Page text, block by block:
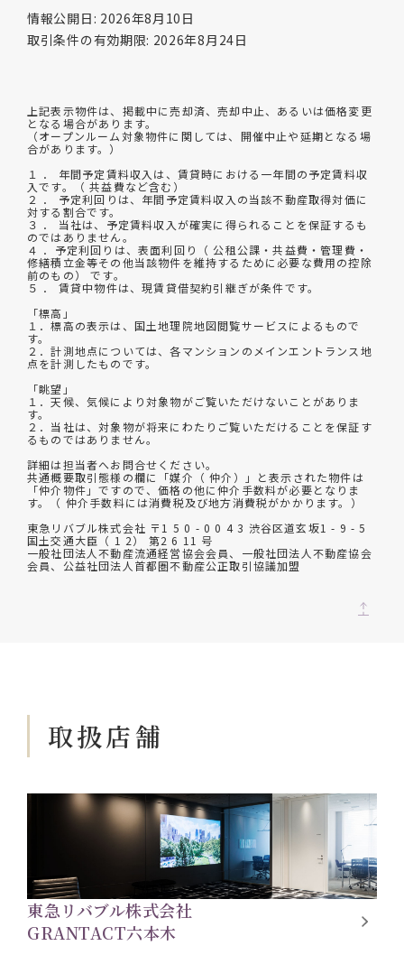
情報公開日: 2026年8月10日
取引条件の有効期限: 2026年8月24日
上記表示物件は、掲載中に売却済、売却中止、あるいは価格変更
となる場合があります。
（オープンルーム対象物件に関しては、開催中止や延期となる場
合があります。）
１ ． 年間予定賃料収入は、賃貸時における一年間の予定賃料収
入です。（ 共益費など含む）
２ ． 予定利回りは、年間予定賃料収入の当該不動産取得対価に
対する割合です。
３ ． 当社は、予定賃料収入が確実に得られることを保証するも
のではありません。
４ ．予定利回りは、表面利回り（ 公租公課・共益費・管理費・
修繕積立金等その他当該物件を維持するために必要な費用の控除
前のもの） です。
５ ． 賃貸中物件は、現賃貸借契約引継ぎが条件です。
「標高」
１．標高の表示は、国土地理院地図閲覧サービスによるもので
す。
２．計測地点については、各マンションのメインエントランス地
点を計測したものです。
「眺望」
１．天候、気候により対象物がご覧いただけないことがありま
す。
２．当社は、対象物が将来にわたりご覧いただけることを保証す
るものではありません。
詳細は担当者へお問合せください。
共通概要取引態様の欄に「媒介（ 仲介）」と表示された物件は
「仲介物件」ですので、価格の他に仲介手数料が必要となりま
す。（ 仲介手数料には消費税及び地方消費税がかかります。）
東急リバブル株式会社 〒1 5 0 - 0 0 4 3 渋谷区道玄坂1 - 9 - 5
国土交通大臣（ 1 2） 第2 6 11 号
一般社団法人不動産流通経営協会会員、一般社団法人不動産協会
会員、公益社団法人首都圏不動産公正取引協議加盟
取扱店舗
東急リバブル株式会社
GRANTACT六本木